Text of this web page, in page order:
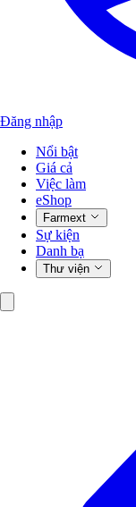
Đăng nhập
Nổi bật
Giá cả
Việc làm
eShop
Farmext
Sự kiện
Danh bạ
Thư viện